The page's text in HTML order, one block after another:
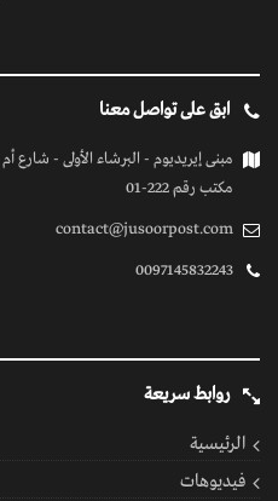
ابق على تواصل معنا
مبنى إيريديوم - البرشاء الأولى - شارع
مكتب رقم 222-01
contact@jusoorpost.com
0097145832243
روابط سريعة
الرئيسية
فيديوهات